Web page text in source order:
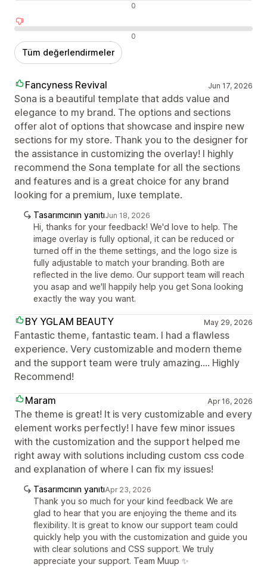
0
0
Tüm değerlendirmeler
Fancyness Revival Jun 17, 2026
Sona is a beautiful template that adds value and
elegance to my brand. The options and sections
offer alot of options that showcase and inspire new
sections for my store. Thank you to the designer for
the assistance in customizing the overlay! I highly
recommend the Sona template for all the sections
and features and is a great choice for any brand
looking for a premium, luxe template.
Tasarımcının yanıtıJun 18, 2026
Hi, thanks for your feedback! We'd love to help. The
image overlay is fully optional, it can be reduced or
turned off in the theme settings, and the logo size is
fully adjustable to match your branding. Both are
reflected in the live demo. Our support team will reach
you asap and we'll happily help you get Sona looking
exactly the way you want.
BY YGLAM BEAUTY May 29, 2026
Fantastic theme, fantastic team. I had a flawless
experience. Very customizable and modern theme
and the support team were truly amazing.... Highly
Recommend!
Maram
Apr 16, 2026
The theme is great! It is very customizable and every
element works perfectly! I have few minor issues
with the customization and the support helped me
right away with solutions including custom css code
and explanation of where I can fix my issues!
Tasarımcının yanıtıApr 23, 2026
Thank you so much for your kind feedback We are
glad to hear that you are enjoying the theme and its
flexibility. It is great to know our support team could
quickly help you with the customization and guide you
with clear solutions and CSS support. We truly
appreciate your support. Team Muup ✨